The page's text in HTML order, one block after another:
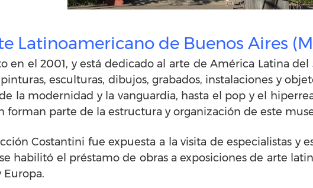
Latinoamericano de Buenos Aires
en el 2001, y está dedicado al arte de América Latina
esculturas, dibujos, grabados, instalaciones y
la modernidad y la vanguardia, hasta el pop y el
forman parte de la estructura y organización de este
Costantini fue expuesta a la visita de especialistas y
habilitó el préstamo de obras a exposiciones de arte
Europa.